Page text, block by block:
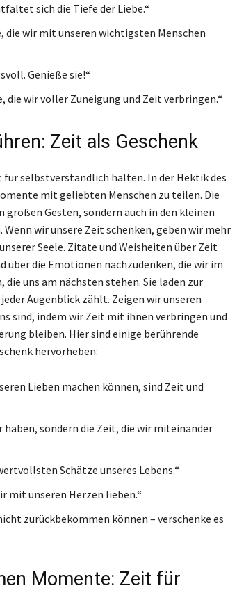
sich die Tiefe der Liebe.“
die wir mit unseren wichtigsten Menschen
Genieße sie!“
die wir voller Zuneigung und Zeit verbringen.“
Zeit als Geschenk
für selbstverständlich halten. In der Hektik des
mit geliebten Menschen zu teilen. Die
Gesten, sondern auch in den kleinen
wir unsere Zeit schenken, geben wir mehr
Seele. Zitate und Weisheiten über Zeit
über die Emotionen nachzudenken, die wir im
uns am nächsten stehen. Sie laden zur
Augenblick zählt. Zeigen wir unseren
sind, indem wir Zeit mit ihnen verbringen und
bleiben. Hier sind einige berührende
hervorheben:
Lieben machen können, sind Zeit und
haben, sondern die Zeit, die wir miteinander
Schätze unseres Lebens.“
mit unseren Herzen lieben.“
zurückbekommen können – verschenke es
Momente: Zeit für